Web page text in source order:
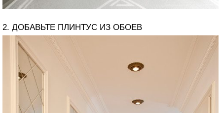
2. ДОБАВЬТЕ ПЛИНТУС ИЗ ОБОЕВ